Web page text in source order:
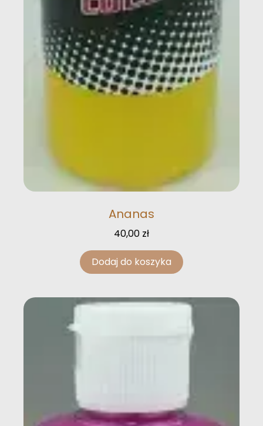
Ananas
40,00 zł
Dodaj do koszyka